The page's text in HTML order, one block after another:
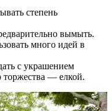
степень
вымыть.
много идей в
с украшением
торжества — елкой.